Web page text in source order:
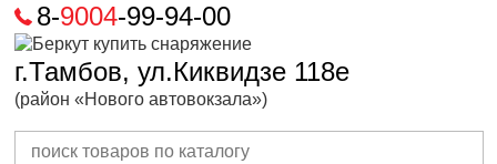
8-9004-99-94-00
г.Тамбов, ул.Киквидзе 118е
(район «Нового автовокзала»)